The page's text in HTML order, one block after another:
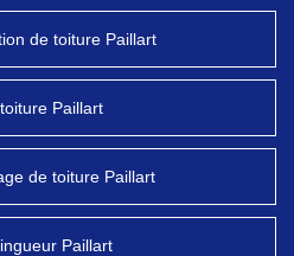
de toiture Paillart
Paillart
de toiture Paillart
Paillart